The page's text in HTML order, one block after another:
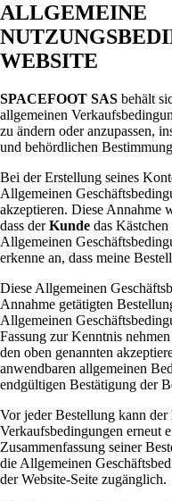
ALLGEMEINE
WEBSITE
SPACEFOOT SAS behält
allgemeinen
zu ändern oder anzupassen,
und behördlichen
Bei der Erstellung seines
Allgemeinen
akzeptieren. Diese Annahme
dass derKunde das
Allgemeinen
erkenne an, dass meine
Diese Allgemeinen
Annahme getätigten
Allgemeinen
Fassung zur Kenntnis
den oben genannten
anwendbaren allgemeinen
endgültigen Bestätigung der
Vor jeder Bestellung kann der
Verkaufsbedingungen erneut
Zusammenfassung seiner
die Allgemeinen
der Website-Seite zugänglich.